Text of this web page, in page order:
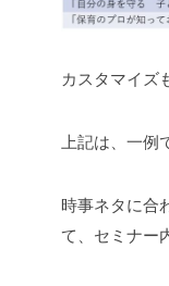
カスタマイズ
上記は、一例
時事ネタに合
て、セミナー